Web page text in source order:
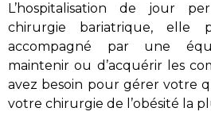
L’hospitalisation de jour
chirurgie bariatrique, elle
accompagné par une
maintenir ou d’acquérir les
avez besoin pour gérer votre
votre chirurgie de l’obésité la